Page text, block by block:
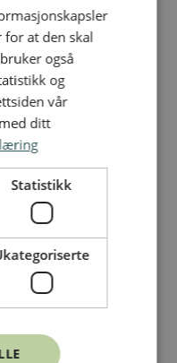
ENGLISH
for at den skal
også
og
vår
ditt
Statistikk